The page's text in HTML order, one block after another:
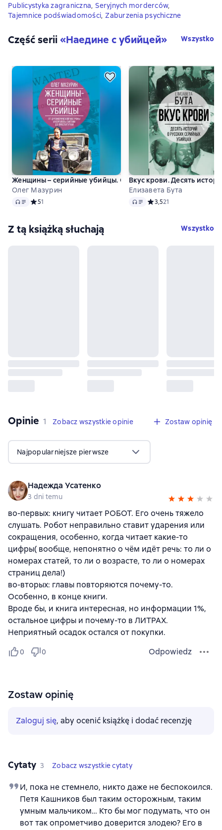
Publicystyka zagraniczna, Seryjnych morderców,
Tajemnice podświadomości, Zaburzenia psychiczne
Część serii«Наедине с убийцей» Wszystko
Женщины – серийные убийцы. От древнеримской матроны
Олег Мазурин
Audio Средний рейтинг 5 на основе 1 оценок
51
Вкус крови. Десять
Елизавета Бута
Audio Средний рейтинг 3,5 на
3,521
Z tą książką słuchają Wszystko
Opinie 1 opinia
1 Zobacz wszystkie opinie Zostaw opinię
Najpopularniejsze pierwsze
Надежда Усатенко
3 dni temu
во-первых: книгу читает РОБОТ. Его очень тяжело
слушать. Робот неправильно ставит ударения или
сокращения, особенно, когда читает какие-то
цифры( вообще, непонятно о чём идёт речь: то ли о
номерах статей, то ли о возрасте, то ли о номерах
страниц дела!)
во-вторых: главы повторяются почему-то.
Особенно, в конце книги.
Вроде бы, и книга интересная, но информации 1%,
остальное цифры и почему-то в ЛИТРАХ.
Неприятный осадок остался от покупки.
0 0 Odpowiedz
Zostaw opinię
Zaloguj się, aby ocenić książkę i dodać recenzję
Cytaty 3 Zobacz wszystkie cytaty
И, пока не стемнело, никто даже не беспокоился.
Петя Кашников был таким осторожным, таким
умным мальчиком… Кто бы мог подумать, что он
вот так опрометчиво доверится злодею? Его в